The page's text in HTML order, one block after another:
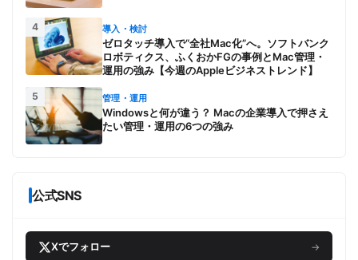
4 導入・検討
ゼロタッチ導入で“全社Mac化”へ。ソフトバンク
ロボティクス、ふくおかFGの事例とMac管理・
運用の強み【今週のAppleビジネストレンド】
5 管理・運用
Windowsと何が違う？ Macの企業導入で押さえ
たい管理・運用の6つの強み
公式SNS
Xでフォロー →